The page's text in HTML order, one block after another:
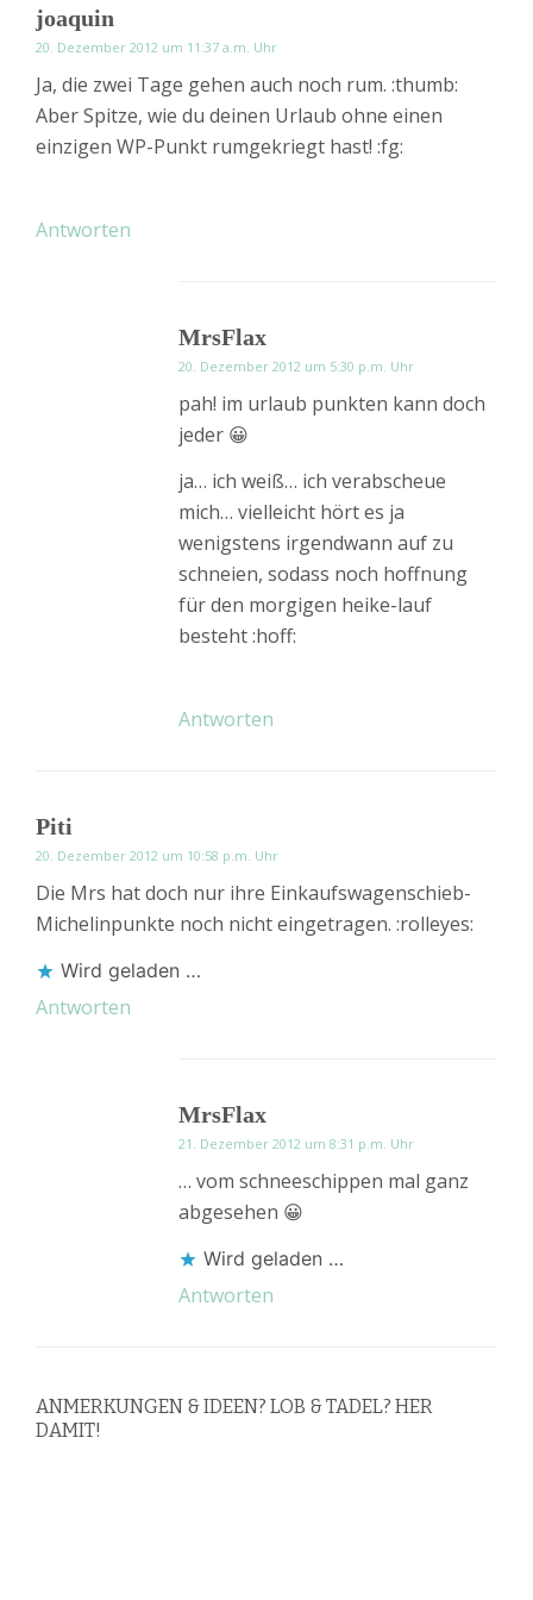
joaquin
20. Dezember 2012 um 11:37 a.m. Uhr
Ja, die zwei Tage gehen auch noch rum. :thumb:
Aber Spitze, wie du deinen Urlaub ohne einen
einzigen WP-Punkt rumgekriegt hast! :fg:
Antworten
MrsFlax
20. Dezember 2012 um 5:30 p.m. Uhr
pah! im urlaub punkten kann doch
jeder 😀
ja… ich weiß… ich verabscheue
mich… vielleicht hört es ja
wenigstens irgendwann auf zu
schneien, sodass noch hoffnung
für den morgigen heike-lauf
besteht :hoff:
Antworten
Piti
20. Dezember 2012 um 10:58 p.m. Uhr
Die Mrs hat doch nur ihre Einkaufswagenschieb-
Michelinpunkte noch nicht eingetragen. :rolleyes:
Wird geladen …
Antworten
MrsFlax
21. Dezember 2012 um 8:31 p.m. Uhr
… vom schneeschippen mal ganz
abgesehen 😀
Wird geladen …
Antworten
ANMERKUNGEN & IDEEN? LOB & TADEL? HER
DAMIT!